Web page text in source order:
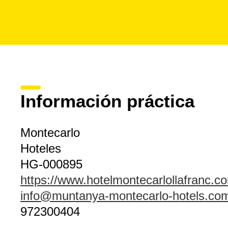
Información práctica
Montecarlo
Hoteles
HG-000895
https://
info@muntanya-montecarlo-
972300404